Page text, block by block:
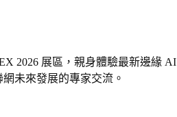
2026 展區，親身體驗最新邊緣 AI
未來發展的專家交流。